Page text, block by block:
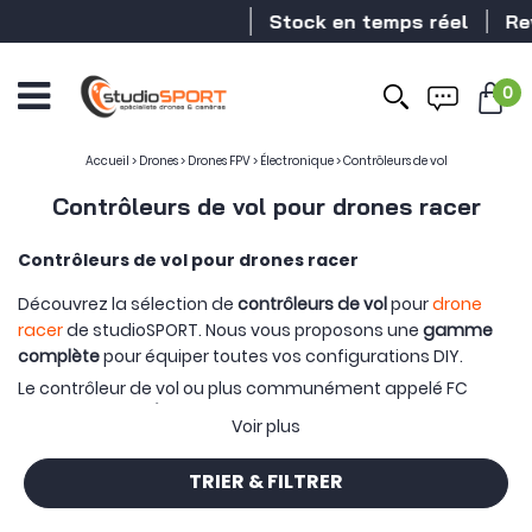
Stock en temps réel
0
Accueil > Drones> Drones FPV> Électronique>Contrôleurs de vol
Contrôleurs de vol pour drones racer
Contrôleurs de vol pour drones racer
Découvrez la sélection de contrôleurs de volpourdrone
racerde studioSPORT. Nous vous proposons une gamme
complètepour équiper toutes vos configurations DIY.
Le contrôleur de vol ou plus communément appelé FC
l'élément central
et agit comme son cerveau. C'est lui qui va
ordonner aux autres composants de se mettre en route et
leur distribuer la tension. Vous devez toutefois faire
Voir plus
TRIER & FILTRER